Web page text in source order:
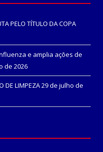
PELO TÍTULO DA COPA
e amplia ações de
de 2026
DE LIMPEZA29 de julho de